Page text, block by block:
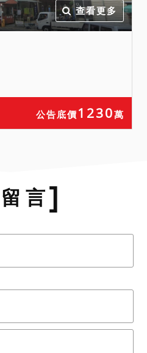
查看更多
公告底價 1230萬
留 言